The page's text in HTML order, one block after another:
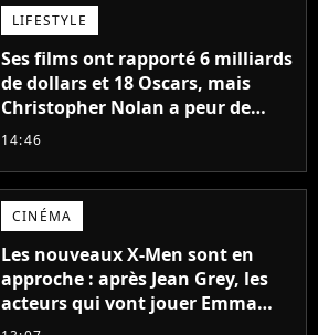
LIFESTYLE
Ses films ont rapporté 6 milliards
de dollars et 18 Oscars, mais
Christopher Nolan a peur de
tourner un genre de films très
14:46
CINÉMA
Les nouveaux X-Men sont en
approche : après Jean Grey, les
acteurs qui vont jouer Emma
Frost et Cyclope trouvés !